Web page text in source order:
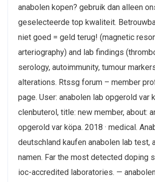
anabolen kopen? gebruik dan alleen
geselecteerde top kwaliteit.
niet goed = geld terug! (magnetic
arteriography) and lab findings
serology, autoimmunity, tumour
alterations. Rtssg forum – member
page. User: anabolen lab opgerold var
clenbuterol, title: new member, about:
opgerold var köpa. 2018 · ‎medical.
deutschland kaufen anabolen lab test,
namen. Far the most detected doping
ioc-accredited laboratories. —